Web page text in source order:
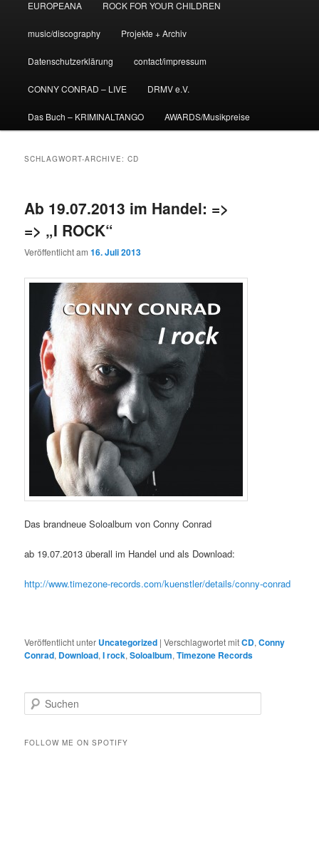
EUROPEANA ROCK FOR YOUR CHILDREN
music/discography Projekte + Archiv
Datenschutzerklärung contact/impressum
CONNY CONRAD – LIVE DRMV e.V.
Das Buch – KRIMINALTANGO AWARDS/Musikpreise
SCHLAGWORT-ARCHIVE:CD
Ab 19.07.2013 im Handel: =>
=> „I ROCK“
Veröffentlicht am16. Juli 2013
Das brandneue Soloalbum von Conny Conrad
ab 19.07.2013 überall im Handel und als Download:
http://www.timezone-records.com/kuenstler/details/conny-conrad
Veröffentlicht unter Uncategorized |Verschlagwortet mitCD,Conny
Conrad, Download,I rock,Soloalbum,Timezone Records
u
h
FOLLOW ME ON SPOTIFY